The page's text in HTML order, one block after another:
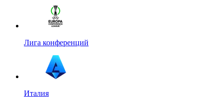
Лига конференций
Италия